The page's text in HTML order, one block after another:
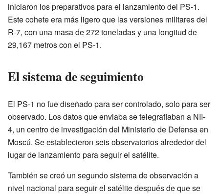
iniciaron los preparativos para el lanzamiento del PS-1.
Este cohete era más ligero que las versiones militares del
R-7, con una masa de 272 toneladas y una longitud de
29,167 metros con el PS-1.
El sistema de seguimiento
El PS-1 no fue diseñado para ser controlado, solo para ser
observado. Los datos que enviaba se telegrafiaban a NII-
4, un centro de investigación del Ministerio de Defensa en
Moscú. Se establecieron seis observatorios alrededor del
lugar de lanzamiento para seguir el satélite.
También se creó un segundo sistema de observación a
nivel nacional para seguir el satélite después de que se